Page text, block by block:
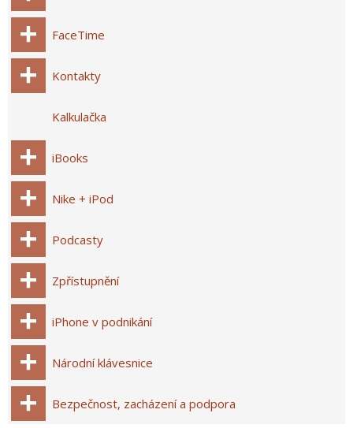
FaceTime
Kontakty
Kalkulačka
iBooks
Nike + iPod
Podcasty
Zpřístupnění
iPhone v podnikání
Národní klávesnice
Bezpečnost, zacházení a podpora